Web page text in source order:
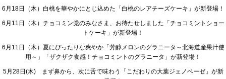
6月18日（木）白桃を華やかにとじ込めた「白桃のレアチーズケーキ」が新登場！
6月11日（木）チョコミン党のみなさま、お待たせしました「チョコミントショー
トケーキ」が新登場！
6月11日（木）夏にぴったりな爽やか「芳醇メロンのグラニータ～北海道産果汁使
用～」「ザクザク食感！チョコミントのグラニータ」が新登場！
5月28日(木) まず鼻から、次に舌で味わう「こだわりの大葉ジェノベーゼ」が新